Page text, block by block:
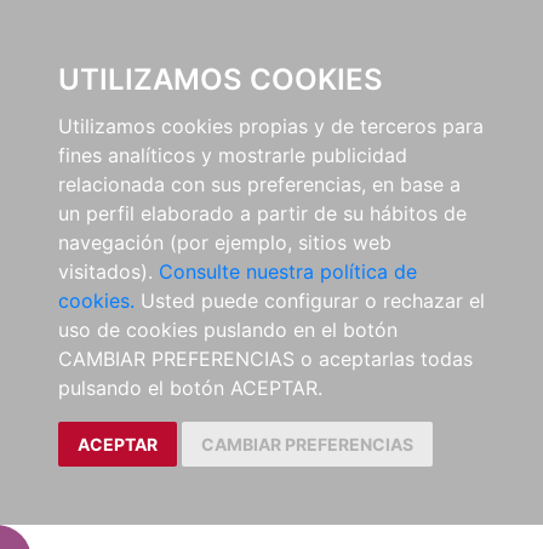
UTILIZAMOS COOKIES
Utilizamos cookies propias y de terceros para
fines analíticos y mostrarle publicidad
relacionada con sus preferencias, en base a
un perfil elaborado a partir de su hábitos de
navegación (por ejemplo, sitios web
visitados). Consulte nuestra política de
cookies. Usted puede configurar o rechazar el
uso de cookies puslando en el botón
CAMBIAR PREFERENCIAS o aceptarlas todas
pulsando el botón ACEPTAR.
ACEPTAR CAMBIAR PREFERENCIAS